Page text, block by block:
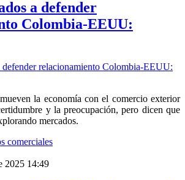
a defender
Colombia-EEUU:
la economía con el comercio exterior
y la preocupación, pero dicen que
mercados.
comerciales
2025 14:49